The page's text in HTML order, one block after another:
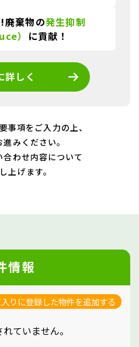
廃棄物の発生抑制
）
に貢献！
詳しく
事項をご入力の上、
みください。
わせ内容について
上げます。
情報
りに登録した物件を追加する
ていません。